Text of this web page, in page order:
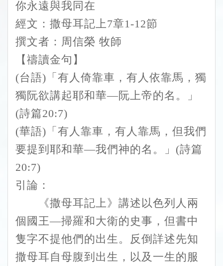
你永遠與我同在
經文：撒母耳記上7章1-12節
撰文者：周信榮 牧師
【禱讀金句】
(台語)「有人倚靠車，有人依靠馬，獨
獨阮欲講起耶和華—阮上帝的名。」
(詩篇20:7)
(華語)「有人靠車，有人靠馬，但我們
要提到耶和華—我們神的名。」(詩篇
20:7)
引論：
《撒母耳記上》講述以色列人兩
個國王—掃羅和大衛的史事，但書中
隻字不提他們的出生。反倒詳述先知
撒母耳自母腹到出生，以及一生的服